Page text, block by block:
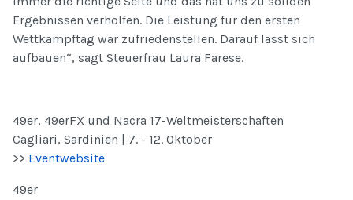
Ergebnissen verholfen. Die Leistung für den ersten
Wettkampftag war zufriedenstellen. Darauf lässt sich
aufbauen“, sagt Steuerfrau Laura Farese.
49er, 49erFX und Nacra 17-Weltmeisterschaften
Cagliari, Sardinien | 7. - 12. Oktober
>> Eventwebsite
49er